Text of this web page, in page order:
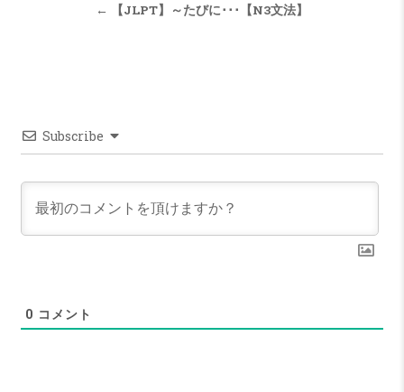
← 【JLPT】～たびに･･･【N3文法】
Subscribe
0 コメント